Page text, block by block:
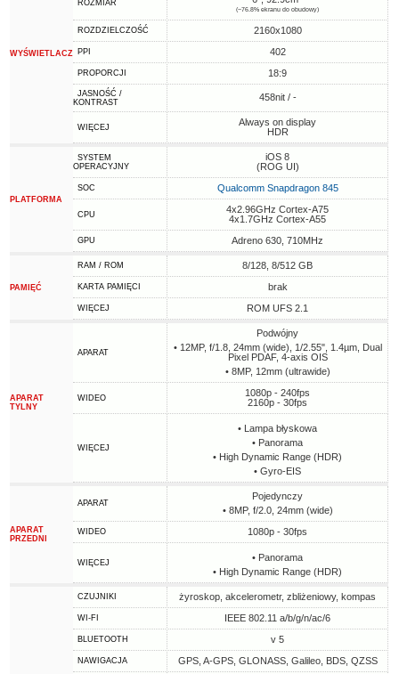
WYŚWIETLACZ
ROZMIAR
(~76.8% ekranu do obudowy)
ROZDZIELCZOŚĆ 2160x1080
PPI 402
PROPORCJI 18:9
JASNOŚĆ /
KONTRAST
458nit / -
WIĘCEJ
Always on display
HDR
PLATFORMA
SYSTEM
OPERACYJNY
iOS 8
(ROG UI)
SOC Qualcomm Snapdragon 845
CPU
4x2.96GHz Cortex-A75
4x1.7GHz Cortex-A55
GPU Adreno 630, 710MHz
PAMIĘĆ
RAM / ROM 8/128, 8/512 GB
KARTA PAMIĘCI brak
WIĘCEJ ROM UFS 2.1
APARAT
TYLNY
APARAT
Podwójny
• 12MP, f/1.8, 24mm (wide), 1/2.55", 1.4µm, Dual
Pixel PDAF, 4-axis OIS
• 8MP, 12mm (ultrawide)
WIDEO
1080p - 240fps
2160p - 30fps
WIĘCEJ
• Lampa błyskowa
• Panorama
• High Dynamic Range (HDR)
• Gyro-EIS
APARAT
PRZEDNI
APARAT
Pojedynczy
• 8MP, f/2.0, 24mm (wide)
WIDEO 1080p - 30fps
WIĘCEJ
• Panorama
• High Dynamic Range (HDR)
CZUJNIKI żyroskop, akcelerometr, zbliżeniowy, kompas
WI-FI IEEE 802.11 a/b/g/n/ac/6
BLUETOOTH v 5
NAWIGACJA GPS, A-GPS, GLONASS, Galileo, BDS, QZSS